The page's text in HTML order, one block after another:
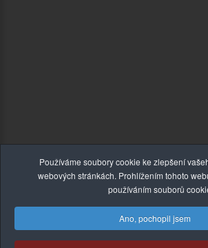
Používáme soubory cookie ke zlepšení
webových stránkách. Prohlížením tohoto
používáním souborů
Ano, pochopil jsem